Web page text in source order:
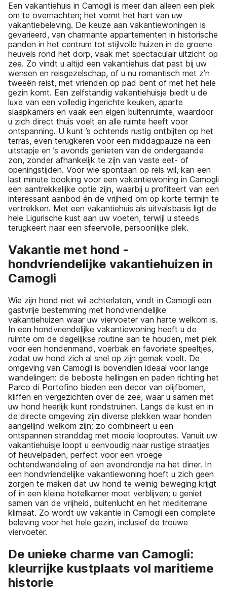
Een vakantiehuis in Camogli is meer dan alleen een plek
om te overnachten; het vormt het hart van uw
vakantiebeleving. De keuze aan vakantiewoningen is
gevarieerd, van charmante appartementen in historische
panden in het centrum tot stijlvolle huizen in de groene
heuvels rond het dorp, vaak met spectaculair uitzicht op
zee. Zo vindt u altijd een vakantiehuis dat past bij uw
wensen en reisgezelschap, of u nu romantisch met z’n
tweeën reist, met vrienden op pad bent of met het hele
gezin komt. Een zelfstandig vakantiehuisje biedt u de
luxe van een volledig ingerichte keuken, aparte
slaapkamers en vaak een eigen buitenruimte, waardoor
u zich direct thuis voelt en alle ruimte heeft voor
ontspanning. U kunt ’s ochtends rustig ontbijten op het
terras, even terugkeren voor een middagpauze na een
uitstapje en ’s avonds genieten van de ondergaande
zon, zonder afhankelijk te zijn van vaste eet- of
openingstijden. Voor wie spontaan op reis wil, kan een
last minute booking voor een vakantiewoning in Camogli
een aantrekkelijke optie zijn, waarbij u profiteert van een
interessant aanbod én de vrijheid om op korte termijn te
vertrekken. Met een vakantiehuis als uitvalsbasis ligt de
hele Ligurische kust aan uw voeten, terwijl u steeds
terugkeert naar een sfeervolle, persoonlijke plek.
Vakantie met hond -
hondvriendelijke vakantiehuizen in
Camogli
Wie zijn hond niet wil achterlaten, vindt in Camogli een
gastvrije bestemming met hondvriendelijke
vakantiehuizen waar uw viervoeter van harte welkom is.
In een hondvriendelijke vakantiewoning heeft u de
ruimte om de dagelijkse routine aan te houden, met plek
voor een hondenmand, voerbak en favoriete speeltjes,
zodat uw hond zich al snel op zijn gemak voelt. De
omgeving van Camogli is bovendien ideaal voor lange
wandelingen: de beboste hellingen en paden richting het
Parco di Portofino bieden een decor van olijfbomen,
kliffen en vergezichten over de zee, waar u samen met
uw hond heerlijk kunt rondstruinen. Langs de kust en in
de directe omgeving zijn diverse plekken waar honden
aangelijnd welkom zijn; zo combineert u een
ontspannen stranddag met mooie looproutes. Vanuit uw
vakantiehuisje loopt u eenvoudig naar rustige straatjes
of heuvelpaden, perfect voor een vroege
ochtendwandeling of een avondrondje na het diner. In
een hondvriendelijke vakantiewoning hoeft u zich geen
zorgen te maken dat uw hond te weinig beweging krijgt
of in een kleine hotelkamer moet verblijven; u geniet
samen van de vrijheid, buitenlucht en het mediterrane
klimaat. Zo wordt uw vakantie in Camogli een complete
beleving voor het hele gezin, inclusief de trouwe
viervoeter.
De unieke charme van Camogli:
kleurrijke kustplaats vol maritieme
historie